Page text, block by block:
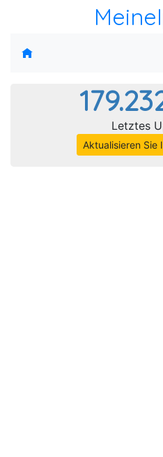
Letztes
Aktualisieren Sie